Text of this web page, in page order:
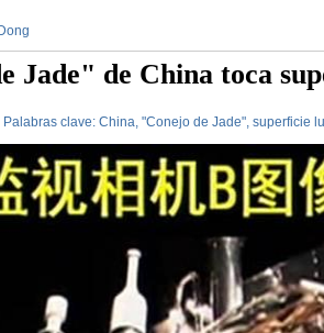
Jade" de China toca
Palabras clave: China, "Conejo de Jade", superficie